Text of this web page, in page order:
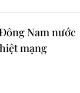
Nam nước
mạng